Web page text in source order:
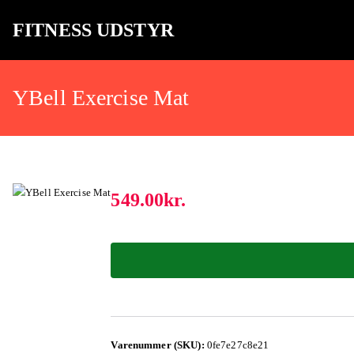
FITNESS UDSTYR
YBell Exercise Mat
549.00kr.
Varenummer (SKU): 0fe7e27c8e21